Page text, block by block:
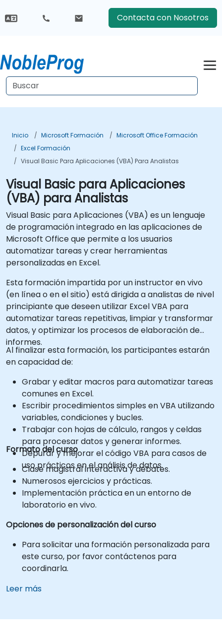
Contacta con Nosotros
Inicio Microsoft Formación
Microsoft Office Formación
Excel Formación
Visual Basic Para Aplicaciones (VBA) Para Analistas
Visual Basic para Aplicaciones
(VBA) para Analistas
Visual Basic para Aplicaciones (VBA) es un lenguaje
de programación integrado en las aplicaciones de
Microsoft Office que permite a los usuarios
automatizar tareas y crear herramientas
personalizadas en Excel.
Esta formación impartida por un instructor en vivo
(en línea o en el sitio) está dirigida a analistas de nivel
principiante que deseen utilizar Excel VBA para
automatizar tareas repetitivas, limpiar y transformar
datos, y optimizar los procesos de elaboración de
informes.
Al finalizar esta formación, los participantes estarán
en capacidad de:
Grabar y editar macros para automatizar tareas
comunes en Excel.
Escribir procedimientos simples en VBA utilizando
variables, condiciones y bucles.
Trabajar con hojas de cálculo, rangos y celdas
para procesar datos y generar informes.
Depurar y mejorar el código VBA para casos de
uso prácticos en el análisis de datos.
Formato del curso
Clase magistral interactiva y debates.
Numerosos ejercicios y prácticas.
Implementación práctica en un entorno de
laboratorio en vivo.
Opciones de personalización del curso
Para solicitar una formación personalizada para
este curso, por favor contáctenos para
coordinarla.
Leer más